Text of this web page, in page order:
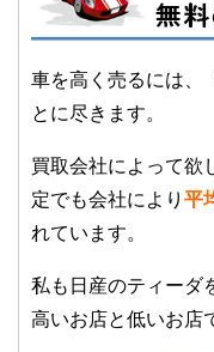
車を高く売るには、
とに尽きます。
買取会社によって欲
定でも会社により 平
れています。
私も日産のティーダ
高いお店と低いお店